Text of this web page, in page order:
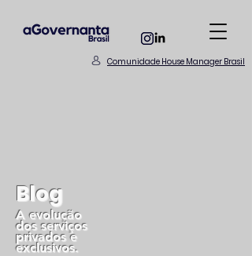
Comunidade House Manager Brasil
Blog
A evolução
dos serviços
privados e
exclusivos.